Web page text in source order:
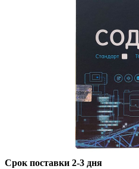
Срок поставки 2-3 дня